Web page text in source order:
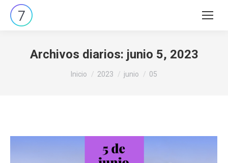
Buscar:
Archivos diarios: junio 5, 2023
Estás aquí:
Inicio 2023 junio 05